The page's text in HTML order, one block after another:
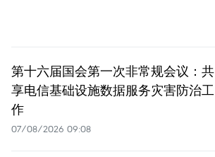
第十六届国会第一次非常规会议：共
享电信基础设施数据服务灾害防治工
作
07/08/2026 09:08